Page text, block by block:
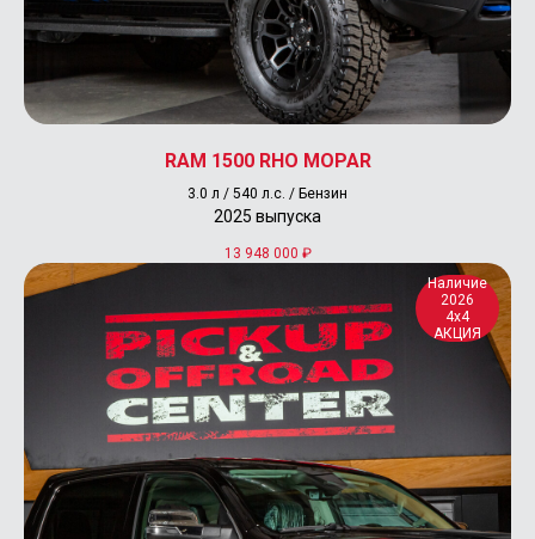
RAM 1500 RHO MOPAR
3.0 л / 540 л.с. / Бензин
2025 выпуска
13 948 000 ₽
Наличие
2026
4x4
АКЦИЯ